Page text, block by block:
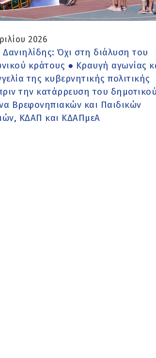
2026
Δανιηλίδης: Όχι στη διάλυση του
κράτους ● Κραυγή αγωνίας
της κυβερνητικής πολιτικής
την κατάρρευση του
Βρεφονηπιακών και Παιδικών
ΚΔΑΠ και ΚΔΑΠμεΑ